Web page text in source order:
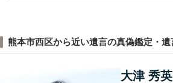
熊本市西区から近い遺言の真偽鑑定・
大津 秀英